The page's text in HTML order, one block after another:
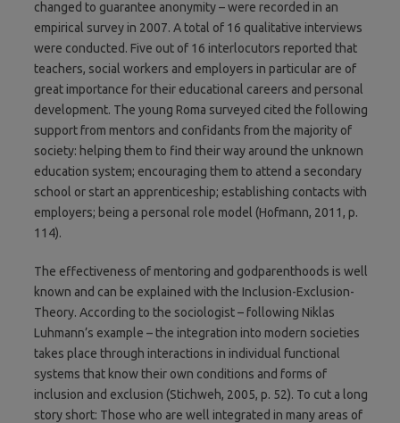
changed to guarantee anonymity – were recorded in an
empirical survey in 2007. A total of 16 qualitative interviews
were conducted. Five out of 16 interlocutors reported that
teachers, social workers and employers in particular are of
great importance for their educational careers and personal
development. The young Roma surveyed cited the following
support from mentors and confidants from the majority of
society: helping them to find their way around the unknown
education system; encouraging them to attend a secondary
school or start an apprenticeship; establishing contacts with
employers; being a personal role model (Hofmann, 2011, p.
114).
The effectiveness of mentoring and godparenthoods is well
known and can be explained with the Inclusion-Exclusion-
Theory. According to the sociologist – following Niklas
Luhmann’s example – the integration into modern societies
takes place through interactions in individual functional
systems that know their own conditions and forms of
inclusion and exclusion (Stichweh, 2005, p. 52). To cut a long
story short: Those who are well integrated in many areas of